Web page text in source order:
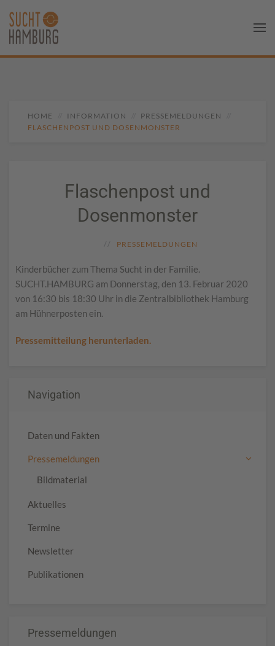
HOME INFORMATION
PRESSEMELDUNGEN
FLASCHENPOST UND DOSENMONSTER
Flaschenpost und
Dosenmonster
PRESSEMELDUNGEN
Kinderbücher zum Thema Sucht in der Familie.
SUCHT.HAMBURG am Donnerstag, den 13. Februar 2020
von 16:30 bis 18:30 Uhr in die Zentralbibliothek Hamburg
am Hühnerposten ein.
Pressemitteilung herunterladen.
Navigation
Daten und Fakten
Pressemeldungen
Bildmaterial
Aktuelles
Termine
Newsletter
Publikationen
Pressemeldungen